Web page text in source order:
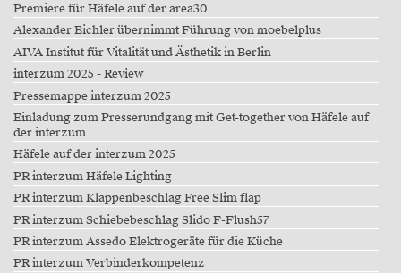
Premiere für Häfele auf der area30
Alexander Eichler übernimmt Führung von moebelplus
AIVA Institut für Vitalität und Ästhetik in Berlin
interzum 2025 - Review
Pressemappe interzum 2025
Einladung zum Presserundgang mit Get-together von Häfele auf
der interzum
Häfele auf der interzum 2025
PR interzum Häfele Lighting
PR interzum Klappenbeschlag Free Slim flap
PR interzum Schiebebeschlag Slido F-Flush57
PR interzum Assedo Elektrogeräte für die Küche
PR interzum Verbinderkompetenz